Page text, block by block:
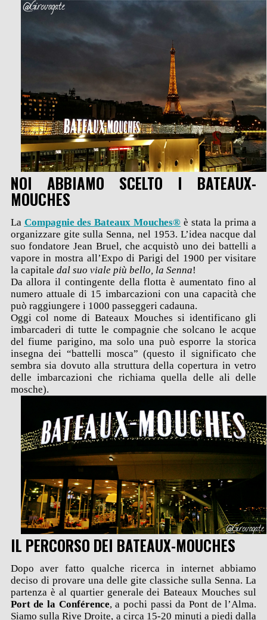
NOI ABBIAMO SCELTO I BATEAUX-
MOUCHES
La Compagnie des Bateaux Mouches® è stata la prima a
organizzare gite sulla Senna, nel 1953. L’idea nacque dal
suo fondatore Jean Bruel, che acquistò uno dei battelli a
vapore in mostra all’Expo di Parigi del 1900 per visitare
la capitale dal suo viale più bello, la Senna!
Da allora il contingente della flotta è aumentato fino al
numero attuale di 15 imbarcazioni con una capacità che
può raggiungere i 1000 passeggeri cadauna.
Oggi col nome di Bateaux Mouches si identificano gli
imbarcaderi di tutte le compagnie che solcano le acque
del fiume parigino, ma solo una può esporre la storica
insegna dei “battelli mosca” (questo il significato che
sembra sia dovuto alla struttura della copertura in vetro
delle imbarcazioni che richiama quella delle ali delle
mosche).
IL PERCORSO DEI BATEAUX-MOUCHES
Dopo aver fatto qualche ricerca in internet abbiamo
deciso di provare una delle gite classiche sulla Senna. La
partenza è al quartier generale dei Bateaux Mouches sul
Port de la Conférence, a pochi passi da Pont de l’Alma.
Siamo sulla Rive Droite, a circa 15-20 minuti a piedi dalla